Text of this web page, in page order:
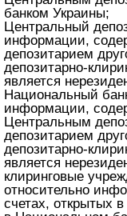
банком Украины;
Центральный
информации,
депозитарием
депозитарно-
является
Национальный
информации,
Центральным
депозитарием
депозитарно-
является
клиринговые
относительно
счетах, открытых